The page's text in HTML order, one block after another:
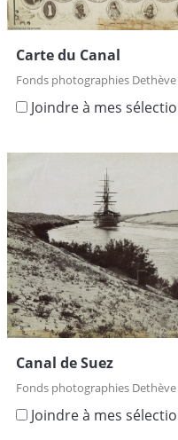
Carte du Canal
Fonds photographies Dethève
Joindre à mes
Canal de Suez
Fonds photographies Dethève
Joindre à mes